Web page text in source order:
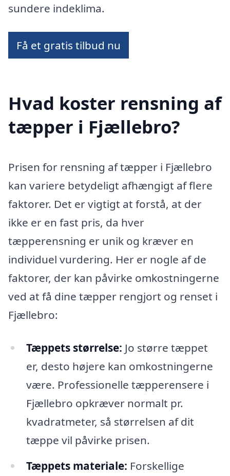
sundere indeklima.
Få et gratis tilbud nu
Hvad koster rensning af
tæpper i Fjællebro?
Prisen for rensning af tæpper i Fjællebro
kan variere betydeligt afhængigt af flere
faktorer. Det er vigtigt at forstå, at der
ikke er en fast pris, da hver
tæpperensning er unik og kræver en
individuel vurdering. Her er nogle af de
faktorer, der kan påvirke omkostningerne
ved at få dine tæpper rengjort og renset i
Fjællebro:
Tæppets størrelse: Jo større tæppet
er, desto højere kan omkostningerne
være. Professionelle tæpperensere i
Fjællebro opkræver normalt pr.
kvadratmeter, så størrelsen af dit
tæppe vil påvirke prisen.
Tæppets materiale: Forskellige